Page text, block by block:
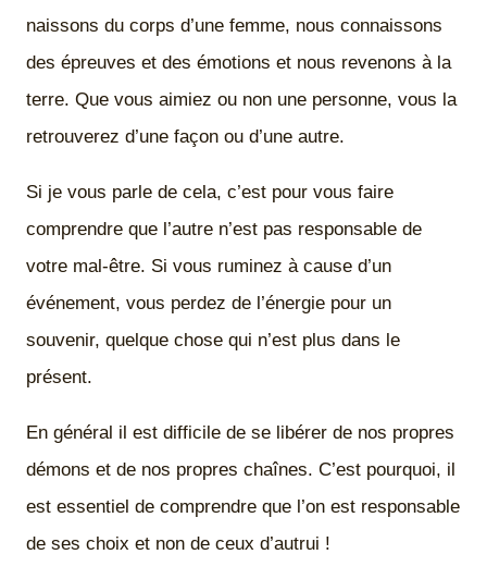
naissons du corps d’une femme, nous connaissons
des épreuves et des émotions et nous revenons à la
terre. Que vous aimiez ou non une personne, vous la
retrouverez d’une façon ou d’une autre.
Si je vous parle de cela, c’est pour vous faire
comprendre que l’autre n’est pas responsable de
votre mal-être. Si vous ruminez à cause d’un
événement, vous perdez de l’énergie pour un
souvenir, quelque chose qui n’est plus dans le
présent.
En général il est difficile de se libérer de nos propres
démons et de nos propres chaînes. C’est pourquoi, il
est essentiel de comprendre que l’on est responsable
de ses choix et non de ceux d’autrui !